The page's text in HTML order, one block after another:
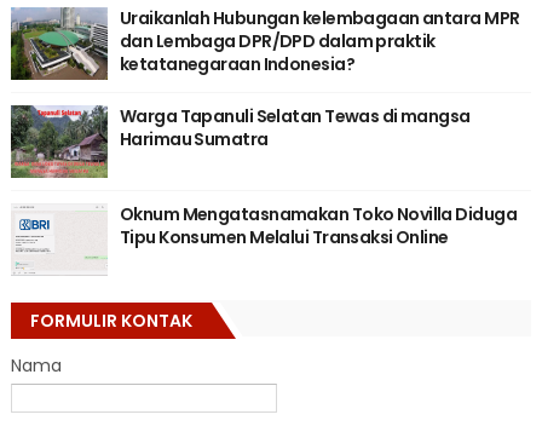
Uraikanlah Hubungan kelembagaan antara MPR
dan Lembaga DPR/DPD dalam praktik
ketatanegaraan Indonesia?
Warga Tapanuli Selatan Tewas di mangsa
Harimau Sumatra
Oknum Mengatasnamakan Toko Novilla Diduga
Tipu Konsumen Melalui Transaksi Online
FORMULIR KONTAK
Nama